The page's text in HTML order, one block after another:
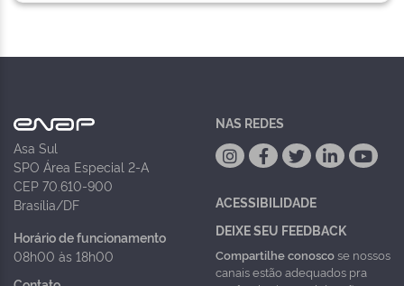
Asa Sul
SPO Área Especial 2-A
CEP 70.610-900
Brasília/DF
Horário de funcionamento
08h00 às 18h00
NAS REDES
ACESSIBILIDADE
DEIXE SEU FEEDBACK
Compartilhe conoscose nossos
canais estão adequados pra